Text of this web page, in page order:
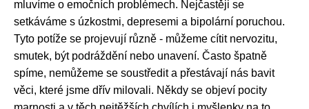
mluvíme o emočních problémech. Nejčastěji se
setkáváme s úzkostmi, depresemi a bipolární poruchou.
Tyto potíže se projevují různě - můžeme cítit nervozitu,
smutek, být podráždění nebo unavení. Často špatně
spíme, nemůžeme se soustředit a přestávají nás bavit
věci, které jsme dřív milovali. Někdy se objeví pocity